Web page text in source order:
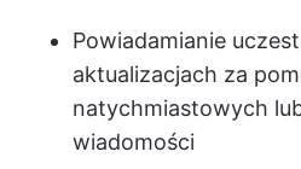
Powiadamianie
aktualizacjach za
natychmiastowych
wiadomości